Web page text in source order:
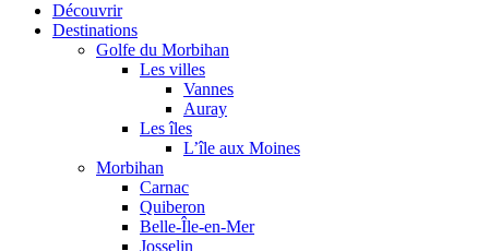
Découvrir
Destinations
Golfe du Morbihan
Les villes
Vannes
Auray
Les îles
L’île aux Moines
Morbihan
Carnac
Quiberon
Belle-Île-en-Mer
Josselin